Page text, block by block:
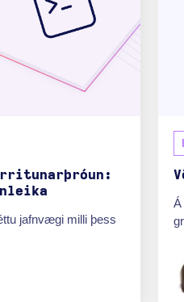
jafnvægi milli þess
Á